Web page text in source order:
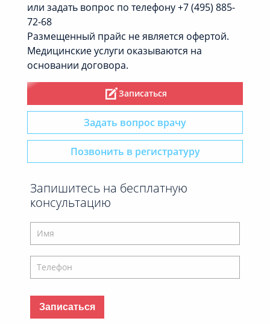
или задать вопрос по телефону +7 (495) 885-
72-68
Размещенный прайс не является офертой.
Медицинские услуги оказываются на
основании договора.
Записаться
Задать вопрос врачу
Позвонить в регистратуру
Запишитесь на бесплатную
консультацию
Записаться